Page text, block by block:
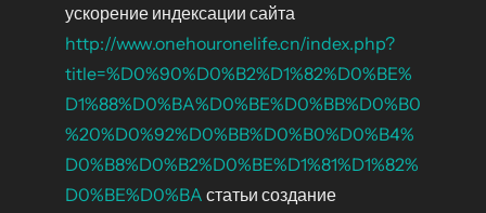
ускорение индексации сайта
http://www.onehouronelife.cn/index.php?
title=%D0%90%D0%B2%D1%82%D0%BE%
D1%88%D0%BA%D0%BE%D0%BB%D0%B0
%20%D0%92%D0%BB%D0%B0%D0%B4%
D0%B8%D0%B2%D0%BE%D1%81%D1%82%
D0%BE%D0%BA статьи создание